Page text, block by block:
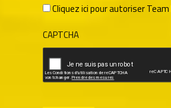
RGPDCliquez ici pour autoriser
CAPTCHA